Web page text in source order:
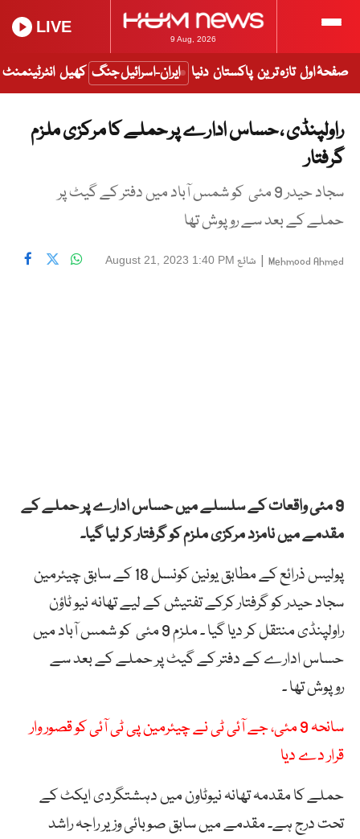
9 Aug, 2026
LIVE
صفحۂ اول تازہ ترین پاکستان دنیا ایران-اسرائیل جنگ کھیل انٹرٹینمنٹ
راولپنڈی ، حساس ادارے پر حملے کا مرکزی ملزم
گرفتار
سجاد حیدر 9 مئی کو شمس آباد میں دفتر کے گیٹ پر
حملے کے بعد سے روپوش تھا
Mehmood Ahmed
| شائع August 21, 2023 1:40 PM
9 مئی واقعات کے سلسلے میں حساس ادارے پر حملے کے
مقدمے میں نامزد مرکزی ملزم کو گرفتار کر لیا گیا۔
پولیس ذرائع کے مطابق یونین کونسل 18 کے سابق چیئرمین
سجاد حیدر کو گرفتار کرکے تفتیش کے لیے تھانہ نیو ٹاؤن
راولپنڈی منتقل کر دیا گیا ۔ ملزم 9 مئی کو شمس آباد میں
حساس ادارے کے دفتر کے گیٹ پر حملے کے بعد سے
روپوش تھا ۔
سانحہ 9 مئی، جے آئی ٹی نے چیئرمین پی ٹی آئی کو قصور وار
قرار دے دیا
حملے کا مقدمہ تھانہ نیوٹاون میں دہشتگردی ایکٹ کے
تحت درج ہے۔ مقدمے میں سابق صوبائی وزیر راجہ راشد